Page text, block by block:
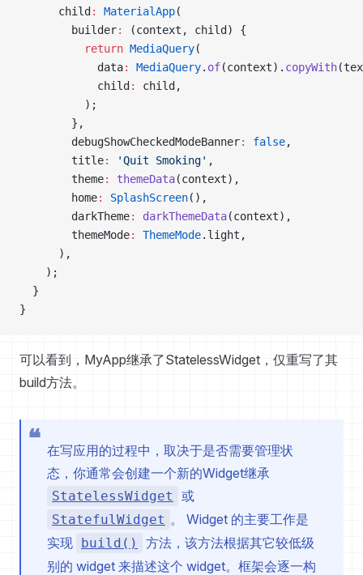
      child
: MaterialApp(
        builder
:
(context, child) {
          return
MediaQuery(
            data
: MediaQuery. of(context). copyWith
            child
:
child,
          );
        },
        debugShowCheckedModeBanner
: false,
        title
: 'Quit Smoking' ,
        theme
: themeData(context),
        home
: SplashScreen(),
        darkTheme
: darkThemeData(context),
        themeMode
: ThemeMode.light,
      ),
    );
  }
}
可以看到，MyApp继承了StatelessWidget，仅重写了其
build方法。
在写应用的过程中，取决于是否需要管理状
态，你通常会创建一个新的Widget继承
StatelessWidget 或
StatefulWidget 。 Widget 的主要工作是
实现 build()
方法，该方法根据其它较低级
别的 widget 来描述这个 widget。框架会逐一构